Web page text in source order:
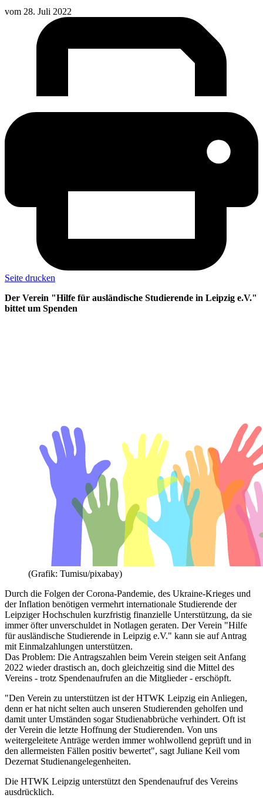
vom 28. Juli 2022
Seite drucken
Der Verein "Hilfe für ausländische Studierende in Leipzig e.V."
bittet um Spenden
(Grafik: Tumisu/pixabay)
Durch die Folgen der Corona-Pandemie, des Ukraine-Krieges und
der Inflation benötigen vermehrt internationale Studierende der
Leipziger Hochschulen kurzfristig finanzielle Unterstützung, da sie
immer öfter unverschuldet in Notlagen geraten. Der Verein "Hilfe
für ausländische Studierende in Leipzig e.V." kann sie auf Antrag
mit Einmalzahlungen unterstützen.
Das Problem: Die Antragszahlen beim Verein steigen seit Anfang
2022 wieder drastisch an, doch gleichzeitig sind die Mittel des
Vereins - trotz Spendenaufrufen an die Mitglieder - erschöpft.
"Den Verein zu unterstützen ist der HTWK Leipzig ein Anliegen,
denn er hat nicht selten auch unseren Studierenden geholfen und
damit unter Umständen sogar Studienabbrüche verhindert. Oft ist
der Verein die letzte Hoffnung der Studierenden. Von uns
weitergeleitete Anträge werden immer wohlwollend geprüft und in
den allermeisten Fällen positiv bewertet", sagt Juliane Keil vom
Dezernat Studienangelegenheiten.
Die HTWK Leipzig unterstützt den Spendenaufruf des Vereins
ausdrücklich.